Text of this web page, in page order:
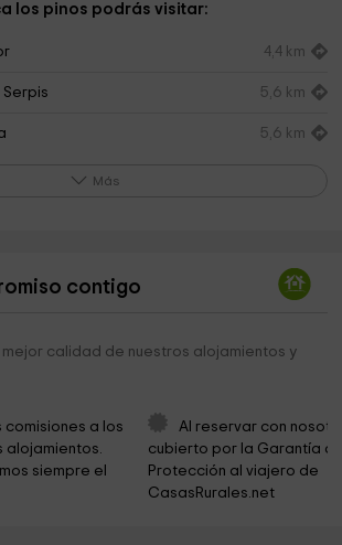
los pinos podrás visitar:
4,4 km
Serpis 5,6 km
5,6 km
de Gandía 6,8 km
Reyes
7,2 km
Más
contigo
mejor calidad de nuestros alojamientos y
comisiones a los
alojamientos.
siempre el
Al reservar con
cubierto por la Garantía
Protección al viajero de
CasasRurales.net